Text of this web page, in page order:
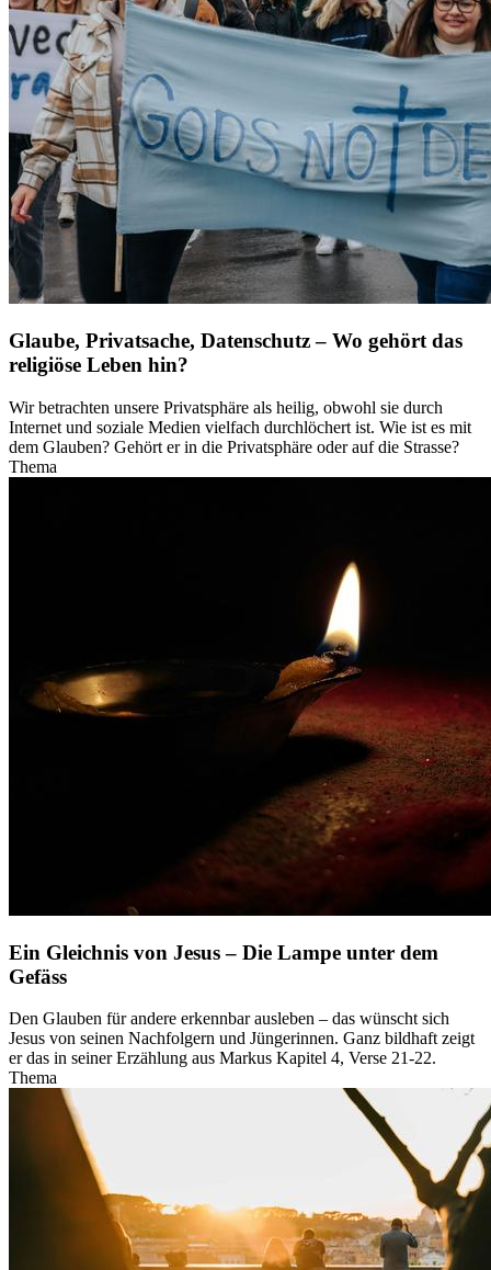
Glaube, Privatsache, Datenschutz – Wo gehört das
religiöse Leben hin?
Wir betrachten unsere Privatsphäre als heilig, obwohl sie durch
Internet und soziale Medien vielfach durchlöchert ist. Wie ist es mit
dem Glauben? Gehört er in die Privatsphäre oder auf die Strasse?
Thema
Ein Gleichnis von Jesus – Die Lampe unter dem
Gefäss
Den Glauben für andere erkennbar ausleben – das wünscht sich
Jesus von seinen Nachfolgern und Jüngerinnen. Ganz bildhaft zeigt
er das in seiner Erzählung aus Markus Kapitel 4, Verse 21-22.
Thema